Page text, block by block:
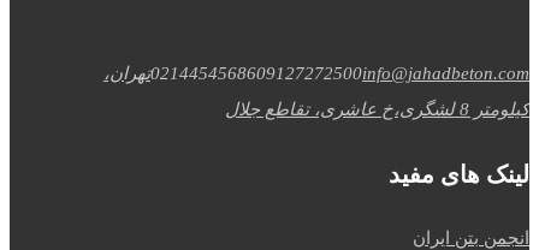
0214454568609127272500info@jahadbeton.com
تهران،
کیلومتر 8 لشگری،خ عاشری، تقاطع جلال
لینک های مفید
انجمن بتن ایران